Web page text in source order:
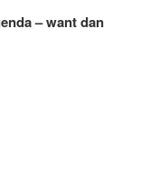
– want dan